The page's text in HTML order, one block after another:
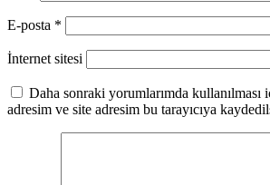
E-posta *
İnternet sitesi
Daha sonraki yorumlarımda kullanılması
adresim ve site adresim bu tarayıcıya